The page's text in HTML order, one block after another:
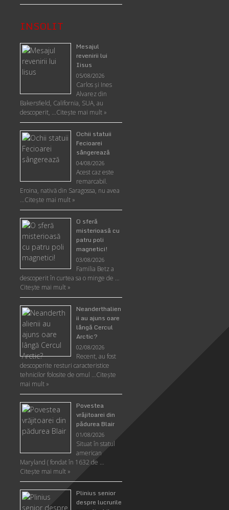
INSOLIT
Mesajul
revenirii lui
Iisus
05/08/2026
Carlos şi Ines
Alvarez din
Bakersfield, California, SUA, au
descoperit, …Citeşte mai mult »
Ochii statuii
Fecioarei
sângerează
04/08/2026
Acest caz este
remarcabil.
Eroina, nativă din Saragossa, nu avea
…Citeşte mai mult »
O sferă
misterioasă cu
patru poli
magnetici!
03/08/2026
Familia Betz a
descoperit în curtea sa o minge de …
Citeşte mai mult »
Neanderthalien
ii au ajuns oare
lângă Cercul
Arctic?
02/08/2026
Recent, au fost
descoperite resturi caracteristice
tehnicilor folosite de omul …Citeşte
mai mult »
Povestea
vrăjitoarei din
pădurea Blair
01/08/2026
Situat în statul
american
Maryland ( fondat în 1632 de …
Citeşte mai mult »
Plinius senior
despre lucrurile